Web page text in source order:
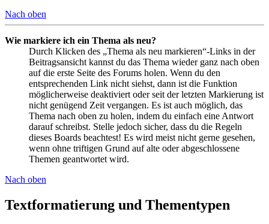
Nach oben
Wie markiere ich ein Thema als neu?
Durch Klicken des „Thema als neu markieren“-Links in der
Beitragsansicht kannst du das Thema wieder ganz nach oben
auf die erste Seite des Forums holen. Wenn du den
entsprechenden Link nicht siehst, dann ist die Funktion
möglicherweise deaktiviert oder seit der letzten Markierung ist
nicht genügend Zeit vergangen. Es ist auch möglich, das
Thema nach oben zu holen, indem du einfach eine Antwort
darauf schreibst. Stelle jedoch sicher, dass du die Regeln
dieses Boards beachtest! Es wird meist nicht gerne gesehen,
wenn ohne triftigen Grund auf alte oder abgeschlossene
Themen geantwortet wird.
Nach oben
Textformatierung und Thementypen